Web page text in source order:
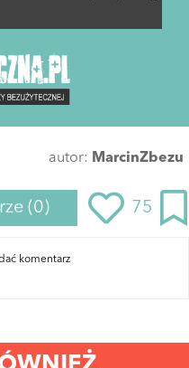
autor: MarcinZbezu
(0) 75
komentarz